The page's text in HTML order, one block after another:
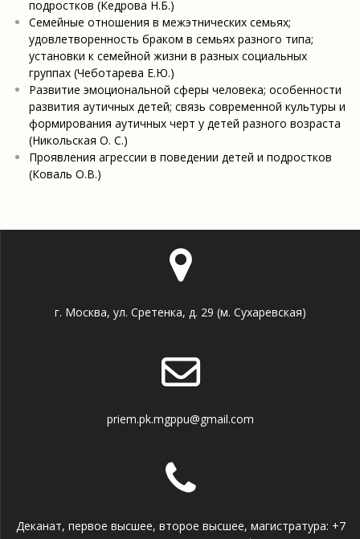
подростков (Кедрова Н.Б.)
Семейные отношения в межэтнических семьях;
удовлетворенность браком в семьях разного типа;
установки к семейной жизни в разных социальных
группах (Чеботарева Е.Ю.)
Развитие эмоциональной сферы человека; особенности
развития аутичных детей; связь современной культуры и
формирования аутичных черт у детей разного возраста
(Никольская О. С.)
Проявления агрессии в поведении детей и подростков
(Коваль О.В.)
г. Москва, ул. Сретенка, д. 29 (м. Сухаревская)
priem.pk.mgppu@gmail.com
Деканат, первое высшее, второе высшее, магистратура: +7